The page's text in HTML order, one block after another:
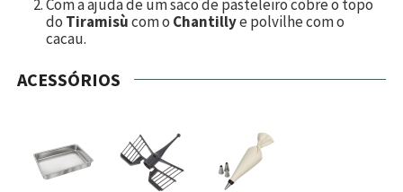
Com a ajuda de um saco de pasteleiro cobre o topo
do Tiramisùcom o Chantillye polvilhe com o
cacau.
ACESSÓRIOS